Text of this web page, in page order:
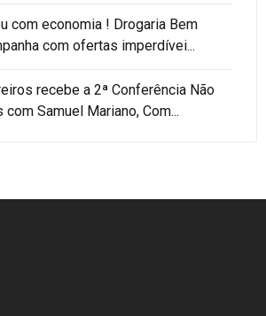
com economia ! Drogaria Bem
com ofertas imperdívei...
recebe a 2ª Conferência Não
Samuel Mariano, Com...